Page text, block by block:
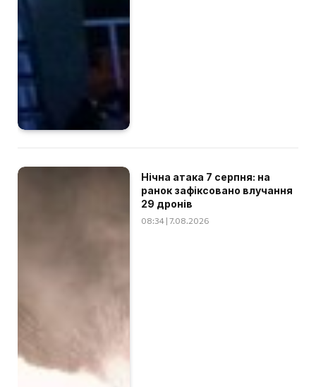
Нічна атака 7 серпня: на
ранок зафіксовано влучання
29 дронів
08:34 | 7.08.2026